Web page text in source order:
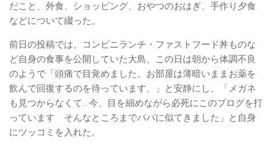
だこと、外食、ショッピング、おやつのおはぎ、手作り夕食
などについて綴った。
前日の投稿では、コンビニランチ・ファストフード丼ものな
ど自身の食事を公開していた大島。この日は朝から体調不良
のようで「頭痛で目覚めました。お部屋は薄暗いままお薬を
飲んで回復するのを待っています。」と安静にし、「メガネ
も見つからなくて…今、目を細めながら必死にこのブログを打
っています そんなところまでパパに似てきました」と自身
にツッコミを入れた。